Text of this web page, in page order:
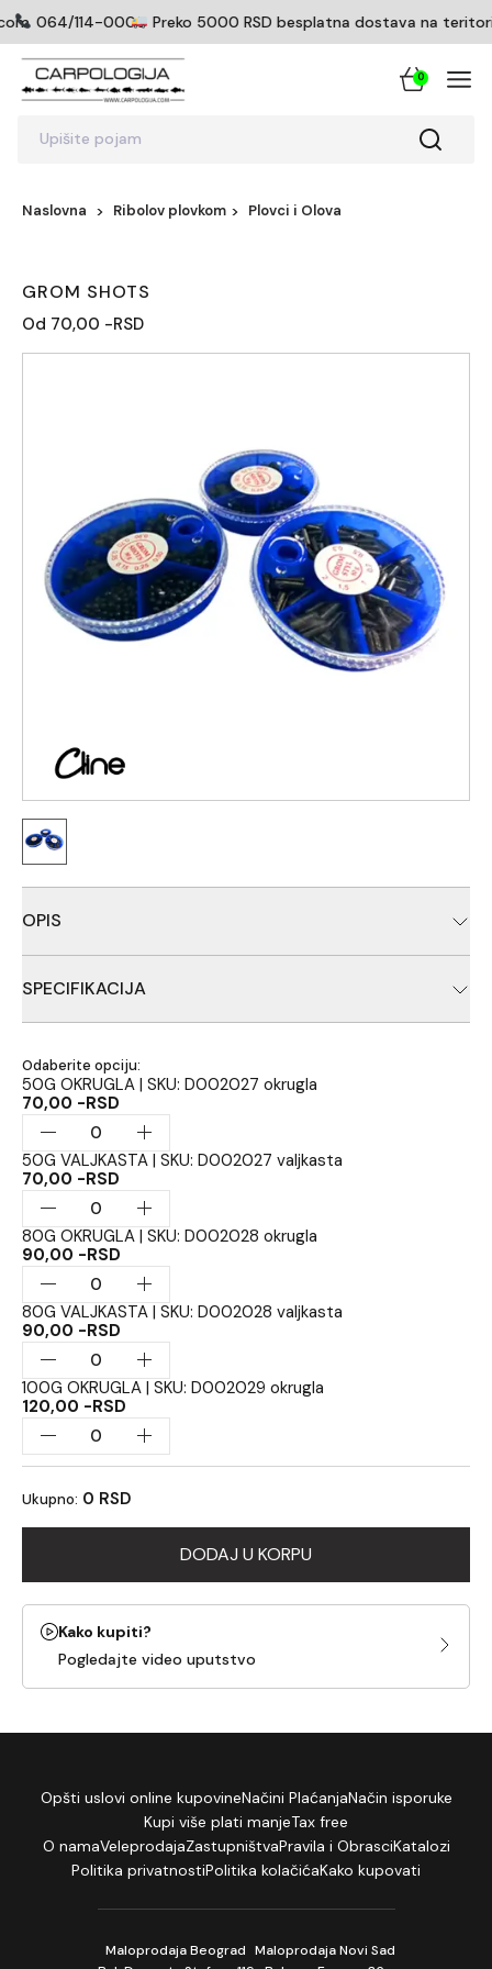
064/114-0005Preko 5000 RSD besplatna dostava na
Upišite pojam
0
Naslovna Ribolov plovkom Plovci i Olova
GROM SHOTS
Od 70,00 -RSD
OPIS
valjkastim oblicima razlicitih gramaza.
SPECIFIKACIJA
Odaberite opciju:
50G OKRUGLA | SKU: D002027 okrugla
70,00 -RSD
50G VALJKASTA | SKU: D002027 valjkasta
70,00 -RSD
80G OKRUGLA | SKU: D002028 okrugla
90,00 -RSD
80G VALJKASTA | SKU: D002028 valjkasta
90,00 -RSD
100G OKRUGLA | SKU: D002029 okrugla
120,00 -RSD
Ukupno: 0 RSD
DODAJ U KORPU
Kako kupiti?
Pogledajte video uputstvo
Opšti uslovi online kupovineNačini PlaćanjaNačin isporuke
Kupi više plati manjeTax free
O namaVeleprodajaZastupništvaPravila i ObrasciKatalozi
Politika privatnostiPolitika kolačićaKako kupovati
Maloprodaja Beograd Maloprodaja Novi Sad